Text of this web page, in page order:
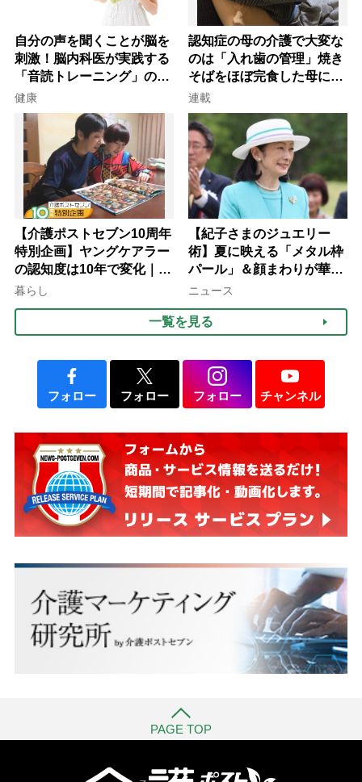
自分の声を聞くことが脳を
刺激！脳内科医が実践する
「音読トレーニング」の極
意
健康
認知症の母の介護で大変な
のは「入れ歯の管理」焼き
そばをほぼ完食した母に息
子が血の気が引いた理由
連載
【介護ポストセブン10周年
特別企画】ヤングケアラー
の認知度は10年で変化｜流
行語大賞にノミネート、法
暮らし
【紀子さまのジュエリー
術】夏に映える「メタル枠
パール」＆顔まわりが華や
ぐ「揺れる一粒」の使い分
ニュース
一覧を見る
フォロー フォロー フォロー チャンネル
PAGE TOP